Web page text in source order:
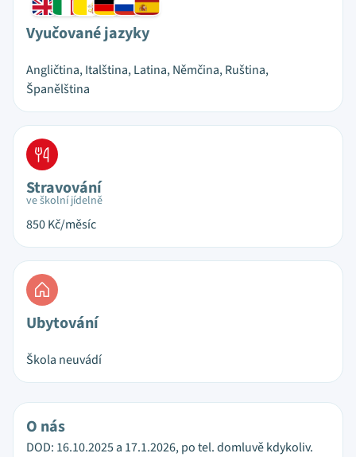
Vyučované jazyky
Angličtina, Italština, Latina, Němčina, Ruština,
Španělština
Stravování
ve školní jídelně
850Kč/měsíc
Ubytování
Škola neuvádí
O nás
DOD: 16.10.2025 a 17.1.2026, po tel. domluvě kdykoliv.